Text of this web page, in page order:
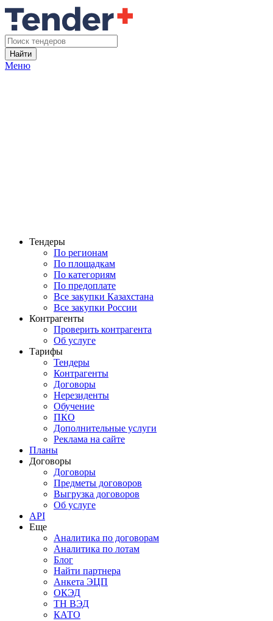
Найти
Меню
Тендеры
По регионам
По площадкам
По категориям
По предоплате
Все закупки Казахстана
Все закупки России
Контрагенты
Проверить контрагента
Об услуге
Тарифы
Тендеры
Контрагенты
Договоры
Нерезиденты
Обучение
ПКО
Дополнительные услуги
Реклама на сайте
Планы
Договоры
Договоры
Предметы договоров
Выгрузка договоров
Об услуге
API
Еще
Аналитика по договорам
Аналитика по лотам
Блог
Найти партнера
Анкета ЭЦП
ОКЭД
ТН ВЭД
КАТО